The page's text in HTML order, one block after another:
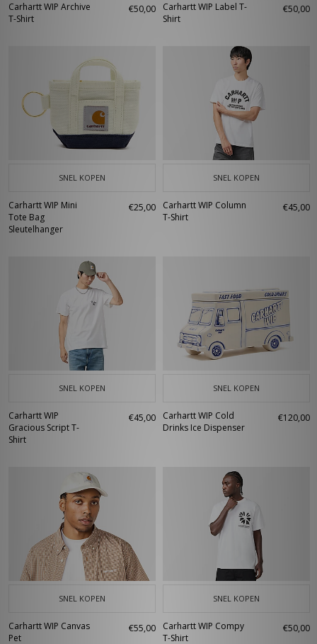
Carhartt WIP Archive
T-Shirt
€50,00
Carhartt WIP Label T-
Shirt
€50,00
SNEL KOPEN
Carhartt WIP Mini
Tote Bag
Sleutelhanger
€25,00
SNEL KOPEN
Carhartt WIP Column
T-Shirt
€45,00
SNEL KOPEN
Carhartt WIP
Gracious Script T-
Shirt
€45,00
SNEL KOPEN
Carhartt WIP Cold
Drinks Ice Dispenser
€120,00
SNEL KOPEN
Carhartt WIP Canvas
Pet
€55,00
SNEL KOPEN
Carhartt WIP Compy
T-Shirt
€50,00